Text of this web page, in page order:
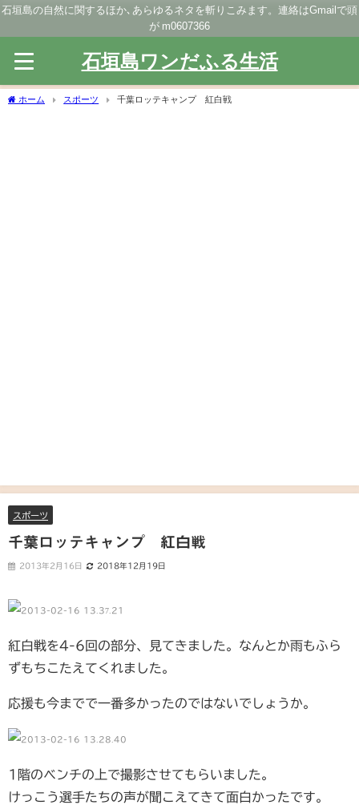
石垣島の自然に関するほか､あらゆるネタを斬りこみます。連絡はGmailで頭
が m0607366
石垣島ワンだふる生活
ホーム スポーツ 千葉ロッテキャンプ 紅白戦
スポーツ
千葉ロッテキャンプ 紅白戦
2013年2月16日 2018年12月19日
紅白戦を4-6回の部分、見てきました。なんとか雨もふら
ずもちこたえてくれました。
応援も今までで一番多かったのではないでしょうか。
1階のベンチの上で撮影させてもらいました。
けっこう選手たちの声が聞こえてきて面白かったです。